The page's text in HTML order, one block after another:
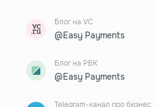
Блог на VC
@Easy Payments
Блог на РБК
@Easy Payments
Telegram-канал про бизнес